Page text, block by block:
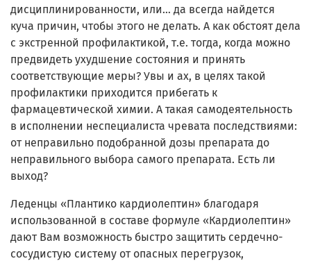
дисциплинированности, или… да всегда найдется
куча причин, чтобы этого не делать. А как обстоят дела
с экстренной профилактикой, т.е. тогда, когда можно
предвидеть ухудшение состояния и принять
соответствующие меры? Увы и ах, в целях такой
профилактики приходится прибегать к
фармацевтической химии. А такая самодеятельность
в исполнении неспециалиста чревата последствиями:
от неправильно подобранной дозы препарата до
неправильного выбора самого препарата. Есть ли
выход?
Леденцы «Плантико кардиолептин» благодаря
использованной в составе формуле «Кардиолептин»
дают Вам возможность быстро защитить сердечно-
сосудистую систему от опасных перегрузок,